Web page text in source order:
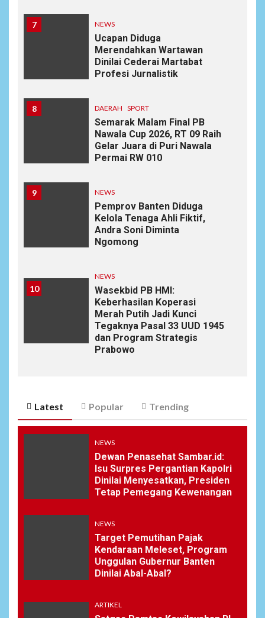
7 NEWS
Ucapan Diduga
Merendahkan Wartawan
Dinilai Cederai Martabat
Profesi Jurnalistik
8 DAERAH SPORT
Semarak Malam Final PB
Nawala Cup 2026, RT 09 Raih
Gelar Juara di Puri Nawala
Permai RW 010
9 NEWS
Pemprov Banten Diduga
Kelola Tenaga Ahli Fiktif,
Andra Soni Diminta
Ngomong
10
NEWS
Wasekbid PB HMI:
Keberhasilan Koperasi
Merah Putih Jadi Kunci
Tegaknya Pasal 33 UUD 1945
dan Program Strategis
Prabowo
Latest Popular Trending
NEWS
Dewan Penasehat Sambar.id:
Isu Surpres Pergantian Kapolri
Dinilai Menyesatkan, Presiden
Tetap Pemegang Kewenangan
NEWS
Target Pemutihan Pajak
Kendaraan Meleset, Program
Unggulan Gubernur Banten
Dinilai Abal-Abal?
ARTIKEL